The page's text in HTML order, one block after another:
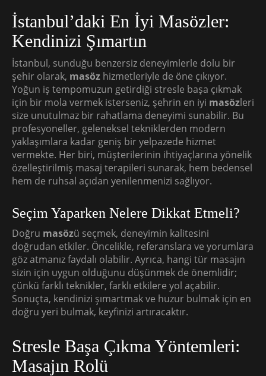
İstanbul’daki En İyi Masözler:
Kendinizi Şımartın
İstanbul, sunduğu benzersiz deneyimlerle dolu bir
şehir olarak, masöz hizmetleriyle de öne çıkıyor.
Yoğun iş tempomuzun getirdiği stresle başa çıkmak
için bir mola vermek isterseniz, şehrin en iyi masözleri
size unutulmaz bir rahatlama deneyimi sunabilir. Bu
profesyoneller, geleneksel tekniklerden modern
yaklaşımlara kadar geniş bir yelpazede hizmet
vermekte. Her biri, müşterilerinin ihtiyaçlarına yönelik
özelleştirilmiş masaj terapileri sunarak, hem bedensel
hem de ruhsal açıdan yenilenmenizi sağlıyor.
Seçim Yaparken Nelere Dikkat Etmeli?
Doğru masözü seçmek, deneyimin kalitesini
doğrudan etkiler. Öncelikle, referanslara ve yorumlara
göz atmanız faydalı olabilir. Ayrıca, hangi tür masajın
sizin için uygun olduğunu düşünmek de önemlidir;
çünkü farklı teknikler, farklı etkilere yol açabilir.
Sonuçta, kendinizi şımartmak ve huzur bulmak için en
doğru yeri bulmak, keyfinizi artıracaktır.
Stresle Başa Çıkma Yöntemleri:
Masajın Rolü